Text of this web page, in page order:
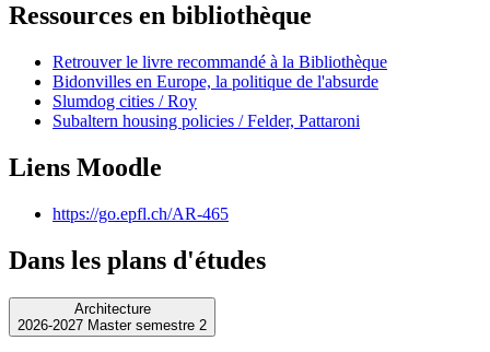
Ressources en bibliothèque
Retrouver le livre recommandé à la Bibliothèque
Bidonvilles en Europe, la politique de l'absurde
Slumdog cities / Roy
Subaltern housing policies / Felder, Pattaroni
Liens Moodle
https://go.epfl.ch/AR-465
Dans les plans d'études
Architecture
2026-2027 Master semestre 2